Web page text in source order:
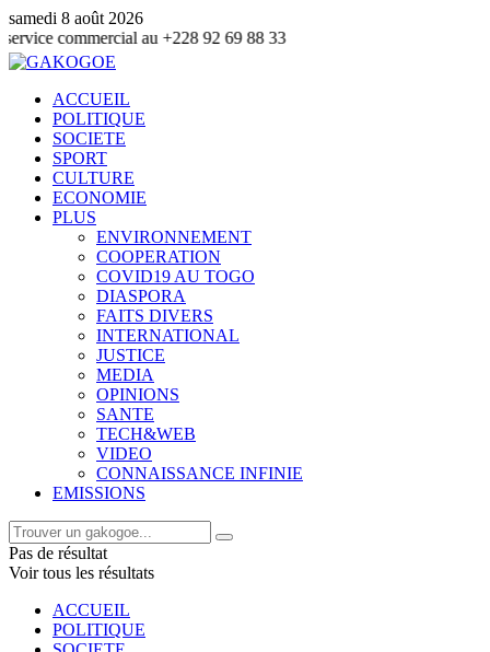
samedi 8 août 2026
au +228 92 69 88 33
ACCUEIL
POLITIQUE
SOCIETE
SPORT
CULTURE
ECONOMIE
PLUS
ENVIRONNEMENT
COOPERATION
COVID19 AU TOGO
DIASPORA
FAITS DIVERS
INTERNATIONAL
JUSTICE
MEDIA
OPINIONS
SANTE
TECH&WEB
VIDEO
CONNAISSANCE INFINIE
EMISSIONS
Pas de résultat
Voir tous les résultats
ACCUEIL
POLITIQUE